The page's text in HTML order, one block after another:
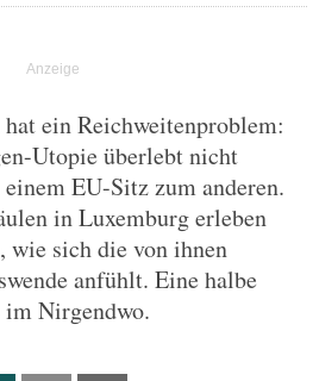
ein Reichweitenproblem:
Utopie überlebt nicht
EU-Sitz zum anderen.
in Luxemburg erleben
wie sich die von ihnen
anfühlt. Eine halbe
im Nirgendwo.